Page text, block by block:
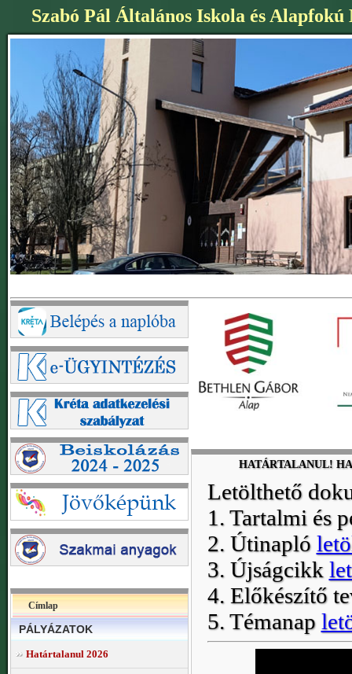
Szabó Pál Általános Iskola és
Címlap
PÁLYÁZATOK
Határtalanul 2026
HATÁRTALANUL!
Letölthető
1. Tartalmi és
2. Útinapló
3. Újságcikk
4. Előkészítő
5. Témanap